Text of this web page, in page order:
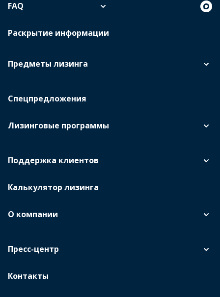
Предметы лизинга
Спецпредложения
Лизинговые программы
Поддержка клиентов
Калькулятор лизинга
О компании
Пресс-центр
Контакты
FAQ
Раскрытие информации